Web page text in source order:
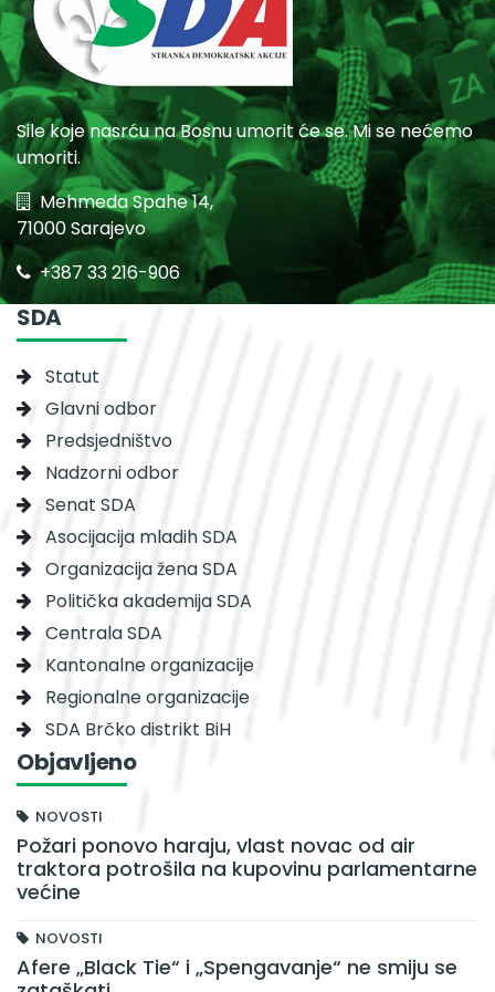
Sile koje nasrću na Bosnu umorit će se. Mi se nećemo
umoriti.
Mehmeda Spahe 14,
71000 Sarajevo
+387 33 216-906
SDA
Statut
Glavni odbor
Predsjedništvo
Nadzorni odbor
Senat SDA
Asocijacija mladih SDA
Organizacija žena SDA
Politička akademija SDA
Centrala SDA
Kantonalne organizacije
Regionalne organizacije
SDA Brčko distrikt BiH
Objavljeno
NOVOSTI
Požari ponovo haraju, vlast novac od air
traktora potrošila na kupovinu parlamentarne
većine
NOVOSTI
Afere „Black Tie“ i „Spengavanje“ ne smiju se